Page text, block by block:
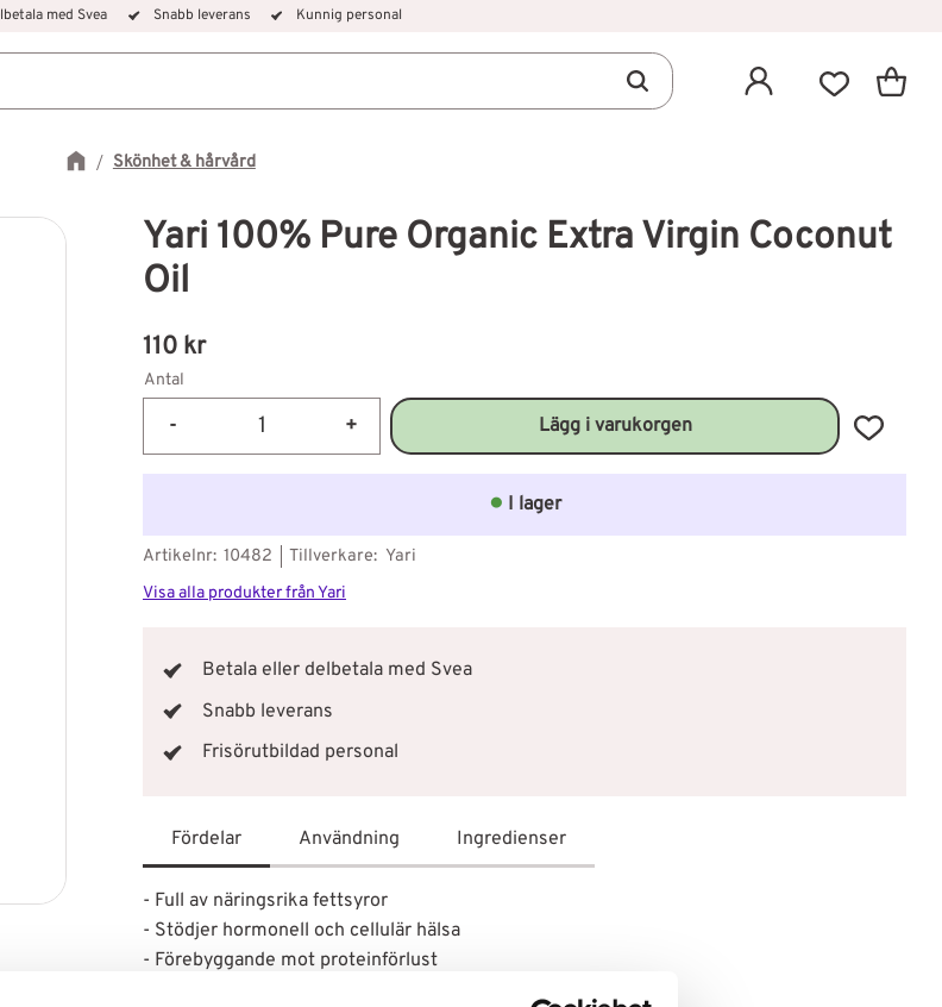
med Svea Snabb leverans Kunnig personal
Skönhet & hårvård
Yari 100% Pure Organic Extra Virgin Coconut
Oil
110 kr
Antal
+
-
Lägg till
I lager
Artikelnr 10482 Tillverkare Yari
Visa alla produkter från Yari
Fördelar Användning Ingredienser
- Full av näringsrika fettsyror
- Stödjer hormonell och cellulär hälsa
- Förebyggande mot proteinförlust
Betala eller delbetala med Svea
Snabb leverans
Frisörutbildad personal